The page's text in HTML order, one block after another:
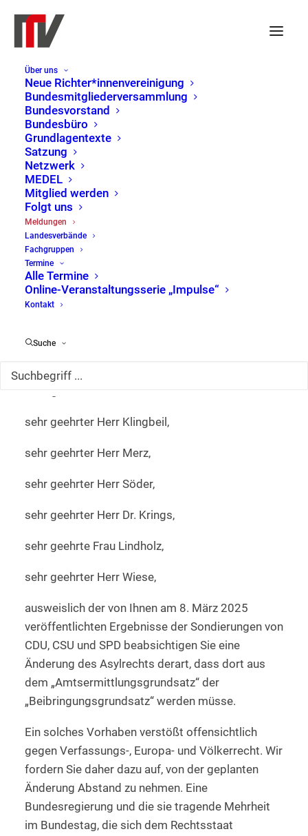
Über uns
Neue Richter*innenvereinigung
Bundesmitgliederversammlung
Bundesvorstand
Bundesbüro
Grundlagentexte
Satzung
Netzwerk
MEDEL
Mitglied werden
Folgt uns
Meldungen
Landesverbände
Fachgruppen
Termine
Alle Termine
Online-Veranstaltungsserie „Impulse“
Kontakt
Suche
Offener Brief zur geplanten
Abschaffung des
Amtsermittlungsgrundsatzes
im Asylprozess
22. März 2025
Verwaltungsrecht
An die Bundesvorsitzenden von CDU, CSU und
SPD
An die jeweiligen Leiter/innen der Arbeitsgruppe 1
sehr geehrter Herr Klingbeil,
sehr geehrter Herr Merz,
sehr geehrter Herr Söder,
sehr geehrter Herr Dr. Krings,
sehr geehrte Frau Lindholz,
sehr geehrter Herr Wiese,
ausweislich der von Ihnen am 8. März 2025
veröffentlichten Ergebnisse der Sondierungen von
CDU, CSU und SPD beabsichtigen Sie eine
Änderung des Asylrechts derart, dass dort aus
dem „Amtsermittlungsgrundsatz“ der
„Beibringungsgrundsatz“ werden müsse.
Ein solches Vorhaben verstößt offensichtlich
gegen Verfassungs-, Europa- und Völkerrecht. Wir
fordern Sie daher dazu auf, von der geplanten
Änderung Abstand zu nehmen. Eine
Bundesregierung und die sie tragende Mehrheit
im Bundestag, die sich dem Rechtsstaat